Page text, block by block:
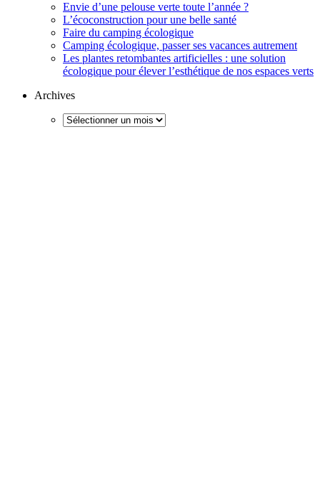
Envie d’une pelouse verte toute l’année ?
L’écoconstruction pour une belle santé
Faire du camping écologique
Camping écologique, passer ses vacances autrement
Les plantes retombantes artificielles : une solution
écologique pour élever l’esthétique de nos espaces verts
Archives